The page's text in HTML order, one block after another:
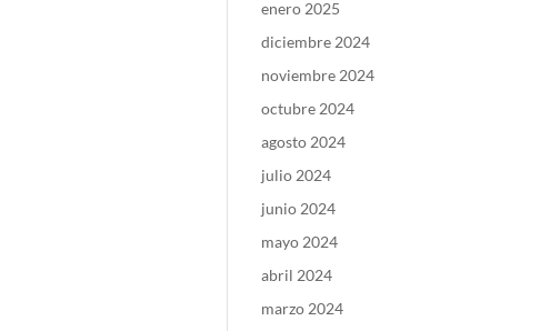
enero 2025
diciembre 2024
noviembre 2024
octubre 2024
agosto 2024
julio 2024
junio 2024
mayo 2024
abril 2024
marzo 2024